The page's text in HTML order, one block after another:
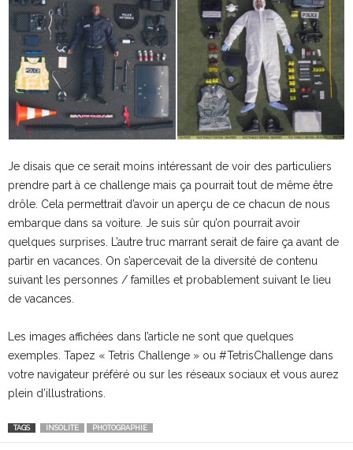
Je disais que ce serait moins intéressant de voir des particuliers
prendre part à ce challenge mais ça pourrait tout de même être
drôle. Cela permettrait d’avoir un aperçu de ce chacun de nous
embarque dans sa voiture. Je suis sûr qu’on pourrait avoir
quelques surprises. L’autre truc marrant serait de faire ça avant de
partir en vacances. On s’apercevait de la diversité de contenu
suivant les personnes / familles et probablement suivant le lieu
de vacances.
Les images affichées dans l’article ne sont que quelques
exemples. Tapez « Tetris Challenge » ou #TetrisChallenge dans
votre navigateur préféré ou sur les réseaux sociaux et vous aurez
plein d’illustrations.
TAGS INSOLITE PHOTOGRAPHIE